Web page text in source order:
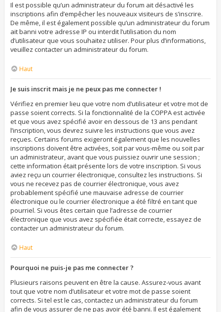
Il est possible qu’un administrateur du forum ait désactivé les
inscriptions afin d’empêcher les nouveaux visiteurs de s’inscrire.
De même, il est également possible qu’un administrateur du forum
ait banni votre adresse IP ou interdit l’utilisation du nom
d’utilisateur que vous souhaitez utiliser. Pour plus d’informations,
veuillez contacter un administrateur du forum.
Haut
Je suis inscrit mais je ne peux pas me connecter !
Vérifiez en premier lieu que votre nom d’utilisateur et votre mot de
passe soient corrects. Si la fonctionnalité de la COPPA est activée
et que vous avez spécifié avoir en dessous de 13 ans pendant
l’inscription, vous devrez suivre les instructions que vous avez
reçues. Certains forums exigeront également que les nouvelles
inscriptions doivent être activées, soit par vous-même ou soit par
un administrateur, avant que vous puissiez ouvrir une session ;
cette information était présente lors de votre inscription. Si vous
aviez reçu un courrier électronique, consultez les instructions. Si
vous ne recevez pas de courrier électronique, vous avez
probablement spécifié une mauvaise adresse de courrier
électronique ou le courrier électronique a été filtré en tant que
pourriel. Si vous êtes certain que l’adresse de courrier
électronique que vous avez spécifiée était correcte, essayez de
contacter un administrateur du forum.
Haut
Pourquoi ne puis-je pas me connecter ?
Plusieurs raisons peuvent en être la cause. Assurez-vous avant
tout que votre nom d’utilisateur et votre mot de passe soient
corrects. Si tel est le cas, contactez un administrateur du forum
afin de vous assurer de ne pas avoir été banni. Il est également